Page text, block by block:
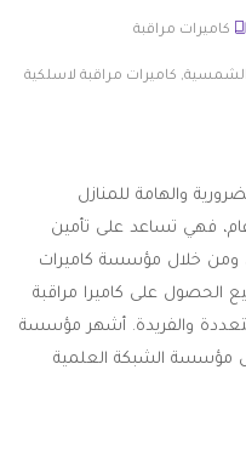
كاميرات مراقبة
الشمسية, كاميرات مراقبة لاسلكية
والهامة للمنازل
فهي تساعد على تأمين
ومن خلال مؤسسة كاميرات
الحصول على كاميرا مراقبة
والفريدة. أشهر مؤسسة
مؤسسة الشبكة العلمية